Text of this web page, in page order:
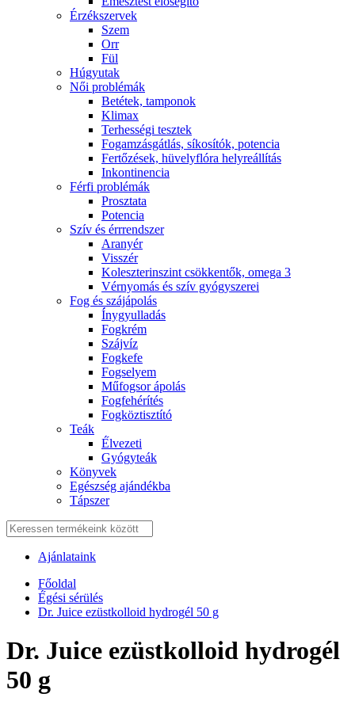
Érzékszervek
Szem
Orr
Fül
Húgyutak
Női problémák
Betétek, tamponok
Klimax
Terhességi tesztek
Fogamzásgátlás, síkosítók, potencia
Fertőzések, hüvelyflóra helyreállítás
Inkontinencia
Férfi problémák
Prosztata
Potencia
Szív és érrrendszer
Aranyér
Visszér
Koleszterinszint csökkentők, omega 3
Vérnyomás és szív gyógyszerei
Fog és szájápolás
Í́nygyulladás
Fogkrém
Szájvíz
Fogkefe
Fogselyem
Műfogsor ápolás
Fogfehérítés
Fogköztisztító
Teák
É́lvezeti
Gyógyteák
Könyvek
Egészség ajándékba
Tápszer
Ajánlataink
Főoldal
É́gési sérülés
Dr. Juice ezüstkolloid hydrogél 50 g
Dr. Juice ezüstkolloid hydrogél
50 g